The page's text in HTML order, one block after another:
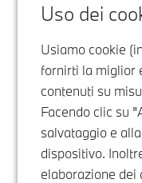
Uso dei
Usiamo cookie
fornirti la miglior
contenuti su
Facendo clic su
salvataggio e
dispositivo.
elaborazione dei